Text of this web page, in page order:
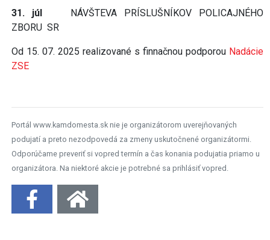
31. júlNÁVŠTEVA PRÍSLUŠNÍKOV POLICAJNÉHO
ZBORU SR
Od 15. 07. 2025 realizované s finnačnou podporou Nadácie
ZSE
Portál www.kamdomesta.sk nie je organizátorom uverejňovaných
podujatí a preto nezodpovedá za zmeny uskutočnené organizátormi.
Odporúčame preveriť si vopred termín a čas konania podujatia priamo u
organizátora. Na niektoré akcie je potrebné sa prihlásiť vopred.